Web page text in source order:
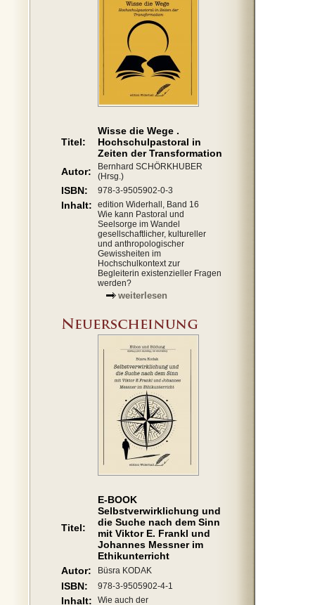
Titel:
Wisse die Wege .
Hochschulpastoral in
Zeiten der Transformation
Autor:
Bernhard SCHÖRKHUBER
(Hrsg.)
ISBN: 978-3-9505902-0-3
Inhalt:
edition Widerhall, Band 16
Wie kann Pastoral und
Seelsorge im Wandel
gesellschaftlicher, kultureller
und anthropologischer
Gewissheiten im
Hochschulkontext zur
Begleiterin existenzieller Fragen
werden?
weiterlesen
Titel:
E-BOOK
Selbstverwirklichung und
die Suche nach dem Sinn
mit Viktor E. Frankl und
Johannes Messner im
Ethikunterricht
Autor:
Büsra KODAK
ISBN: 978-3-9505902-4-1
Inhalt: Wie auch der